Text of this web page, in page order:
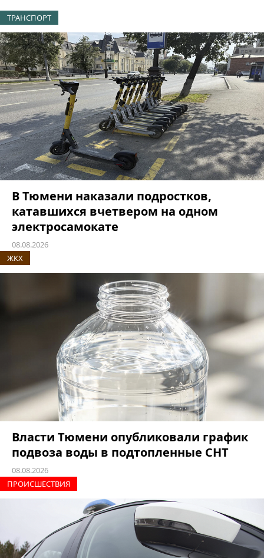
ТРАНСПОРТ
В Тюмени наказали подростков,
катавшихся вчетвером на одном
электросамокате
08.08.2026
ЖКХ
Власти Тюмени опубликовали график
подвоза воды в подтопленные СНТ
08.08.2026
ПРОИCШЕСТВИЯ